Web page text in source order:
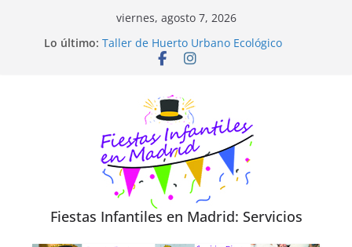
viernes, agosto 7, 2026
Lo último:
Diseño de Moda y Reciclaje de Prendas
Taller de Huerto Urbano Ecológico
TALLER FOTOGRAFÍA LA NATURALEZA
Fiestas Infantiles en Madrid: Servicios